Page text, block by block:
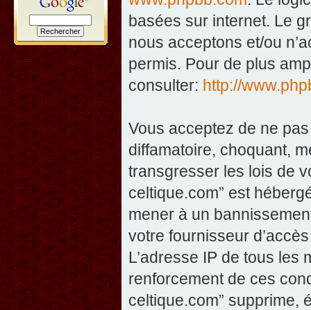
basées sur internet. Le
nous acceptons et/ou
permis. Pour de plus
consulter: http://
Vous acceptez de ne
diffamatoire, choquant,
transgresser les lois de
celtique.com” est
mener à un
votre fournisseur
L’adresse IP de tous
renforcement de ces
celtique.com” supprime,